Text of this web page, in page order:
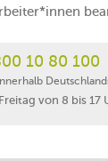
10 80 100
von 8 bis 17